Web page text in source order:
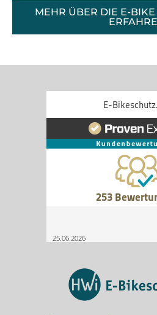
MEHR ÜBER DIE E-